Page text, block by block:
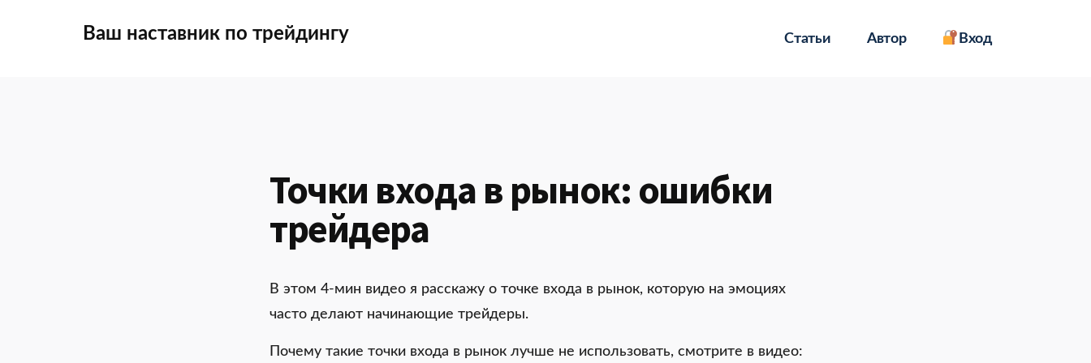
AdditionalВаш наставник по трейдингу Статьи Автор Вход
Точки входа в рынок: ошибки
трейдера
В этом 4-мин видео я расскажу о точке входа в рынок, которую на эмоциях
часто делают начинающие трейдеры.
Почему такие точки входа в рынок лучше не использовать, смотрите в видео: